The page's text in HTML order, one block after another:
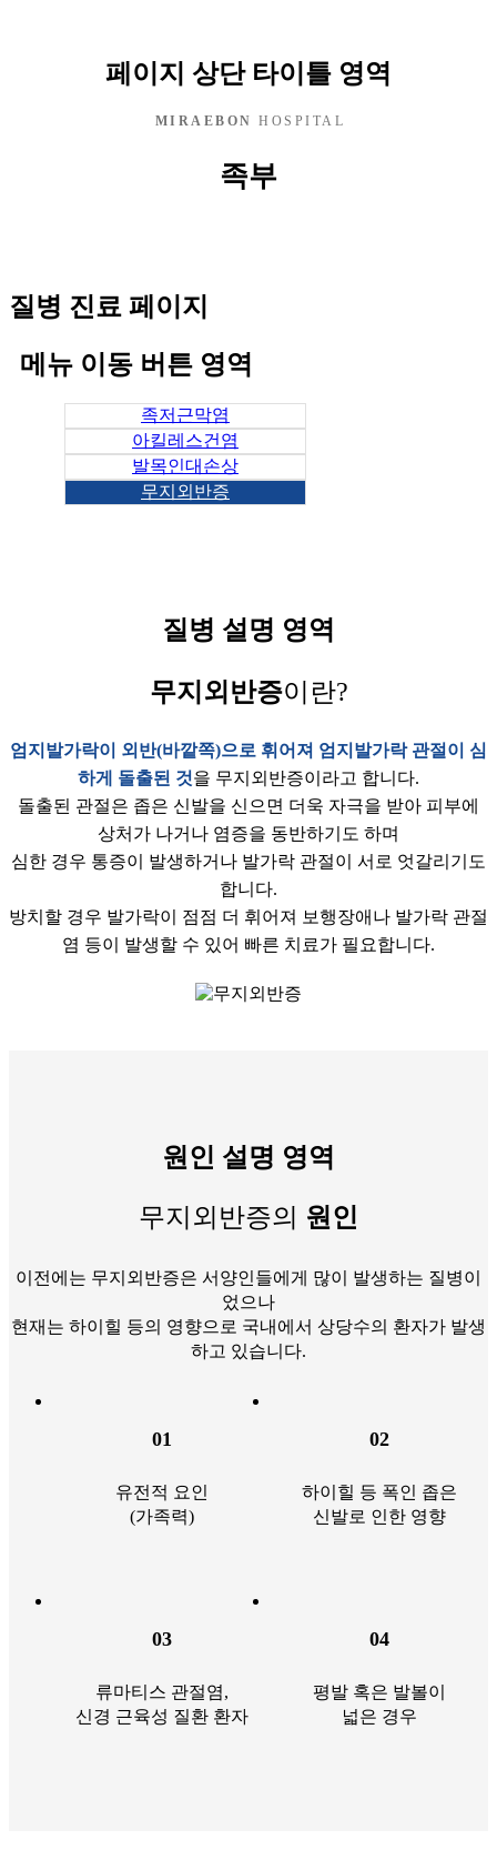
페이지 상단 타이틀 영역
MIRAEBON HOSPITAL
족부
질병 진료 페이지
메뉴 이동 버튼 영역
족저근막염
아킬레스건염
발목인대손상
무지외반증
질병 설명 영역
무지외반증이란?
엄지발가락이 외반(바깥쪽)으로 휘어져 엄지발가락 관절이 심
하게 돌출된 것을 무지외반증이라고 합니다.
돌출된 관절은 좁은 신발을 신으면 더욱 자극을 받아 피부에
상처가 나거나 염증을 동반하기도 하며
심한 경우 통증이 발생하거나 발가락 관절이 서로 엇갈리기도
합니다.
방치할 경우 발가락이 점점 더 휘어져 보행장애나 발가락 관절
염 등이 발생할 수 있어 빠른 치료가 필요합니다.
원인 설명 영역
무지외반증의 원인
이전에는 무지외반증은 서양인들에게 많이 발생하는 질병이
었으나
현재는 하이힐 등의 영향으로 국내에서 상당수의 환자가 발생
하고 있습니다.
01
유전적 요인
(가족력)
02
하이힐 등 폭인 좁은
신발로 인한 영향
03
류마티스 관절염,
신경 근육성 질환 환자
04
평발 혹은 발볼이
넓은 경우